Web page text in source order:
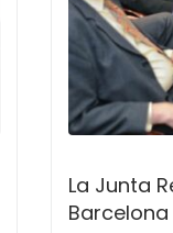
La Junta
Barcelona